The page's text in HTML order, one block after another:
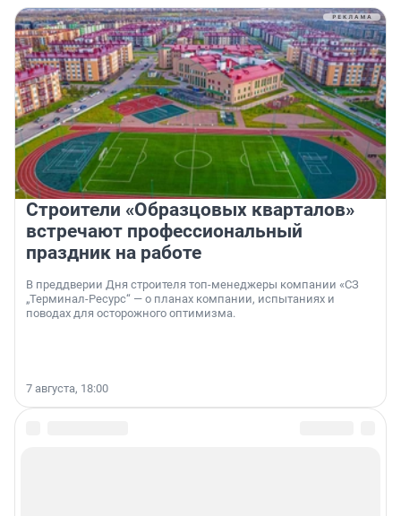
Строители «Образцовых кварталов»
встречают профессиональный
праздник на работе
В преддверии Дня строителя топ-менеджеры компании «СЗ
„Терминал-Ресурс“ — о планах компании, испытаниях и
поводах для осторожного оптимизма.
7 августа, 18:00